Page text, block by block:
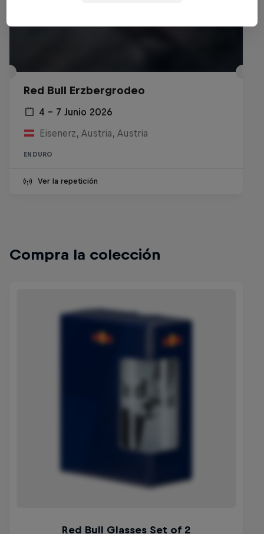
Red Bull Erzbergrodeo
4 – 7 Junio 2026
Eisenerz, Austria, Austria
ENDURO
Ver la repetición
Compra la colección